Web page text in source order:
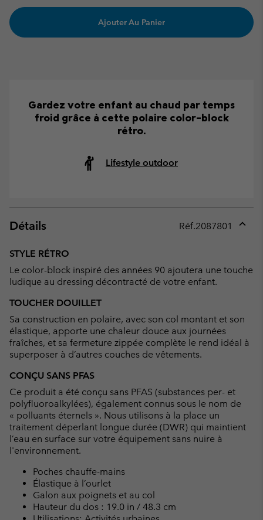
Ajouter Au Panier
Gardez votre enfant au chaud par temps
froid grâce à cette polaire color-block
rétro.
Lifestyle outdoor
Détails Réf.2087801
STYLE RÉTRO
Le color-block inspiré des années 90 ajoutera une touche
ludique au dressing décontracté de votre enfant.
TOUCHER DOUILLET
Sa construction en polaire, avec son col montant et son
élastique, apporte une chaleur douce aux journées
fraîches, et sa fermeture zippée complète le rend idéal à
superposer à d’autres couches de vêtements.
CONÇU SANS PFAS
Ce produit a été conçu sans PFAS (substances per- et
polyfluoroalkylées), également connus sous le nom de
« polluants éternels ». Nous utilisons à la place un
traitement déperlant longue durée (DWR) qui maintient
l’eau en surface sur votre équipement sans nuire à
l'environnement.
Poches chauffe-mains
Élastique à l’ourlet
Galon aux poignets et au col
Hauteur du dos : 19.0 in / 48.3 cm